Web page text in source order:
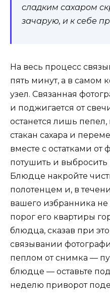
сладким сахаром
зачарую, и к себе
На весь процесс
пять минут, а в самом
узел. Связанная
и поджигается от
останется лишь
стакан сахара и
вместе с остатками от
потушить и
Блюдце накройте
полотенцем и, в
вашего избранника
порог его квартиры
блюдца, сказав при
связывании
пеплом от снимка —
блюдце — оставьте
неделю приворот